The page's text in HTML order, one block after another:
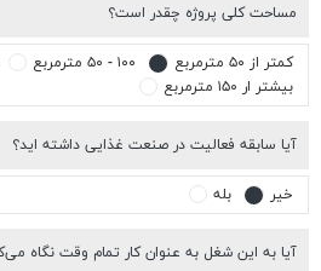
کلی پروژه چقدر است؟
از ۵۰ مترمربع ۱۰۰ - ۵۰ مترمربع
ار ۱۵۰ مترمربع
سابقه فعالیت در صنعت غذایی داشته اید؟
بله
به این شغل به عنوان کار تمام وقت نگاه می‌کنید؟